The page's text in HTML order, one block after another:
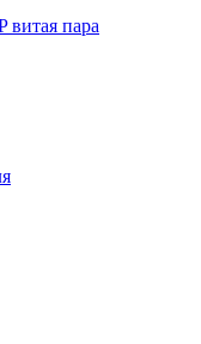
витая пара